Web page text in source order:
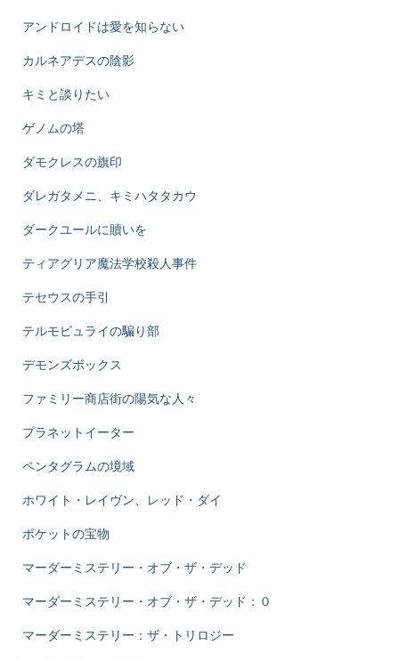
アンドロイドは愛を知らない
カルネアデスの陰影
キミと談りたい
ゲノムの塔
ダモクレスの旗印
ダレガタメニ、キミハタタカウ
ダークユールに贖いを
ティアグリア魔法学校殺人事件
テセウスの手引
テルモピュライの騙り部
デモンズボックス
ファミリー商店街の陽気な人々
プラネットイーター
ペンタグラムの境域
ホワイト・レイヴン、レッド・ダイ
ポケットの宝物
マーダーミステリー・オブ・ザ・デッド
マーダーミステリー・オブ・ザ・デッド：０
マーダーミステリー：ザ・トリロジー